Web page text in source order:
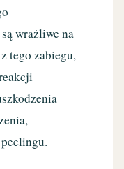
wrażliwe na
tego zabiegu,